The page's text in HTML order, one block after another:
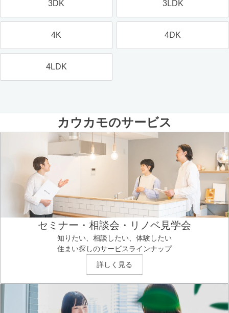
3DK 3LDK
4K 4DK
4LDK
カウカモのサービス
セミナー・相談会・リノベ見学会
知りたい、相談したい、体験したい
住まい探しのサービスラインナップ
詳しく見る